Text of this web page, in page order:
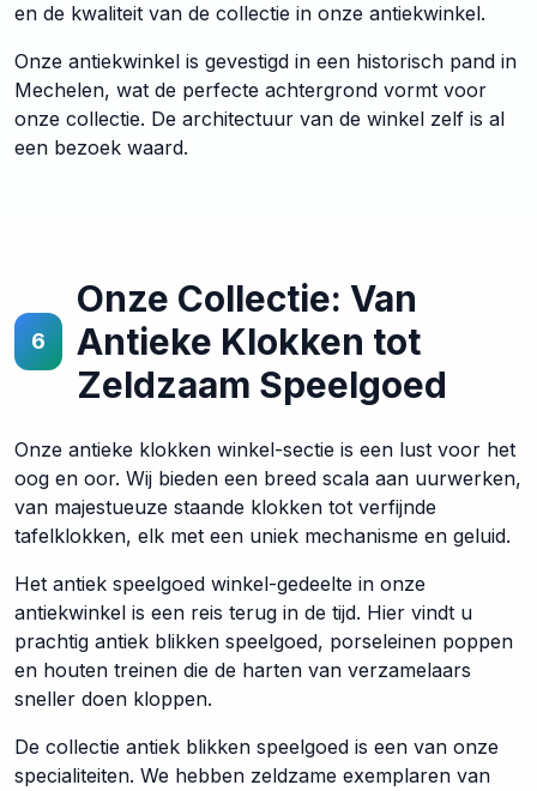
en de kwaliteit van de collectie in onze antiekwinkel.
Onze antiekwinkel is gevestigd in een historisch pand in
Mechelen, wat de perfecte achtergrond vormt voor
onze collectie. De architectuur van de winkel zelf is al
een bezoek waard.
6
Onze Collectie: Van
Antieke Klokken tot
Zeldzaam Speelgoed
Onze antieke klokken winkel-sectie is een lust voor het
oog en oor. Wij bieden een breed scala aan uurwerken,
van majestueuze staande klokken tot verfijnde
tafelklokken, elk met een uniek mechanisme en geluid.
Het antiek speelgoed winkel-gedeelte in onze
antiekwinkel is een reis terug in de tijd. Hier vindt u
prachtig antiek blikken speelgoed, porseleinen poppen
en houten treinen die de harten van verzamelaars
sneller doen kloppen.
De collectie antiek blikken speelgoed is een van onze
specialiteiten. We hebben zeldzame exemplaren van